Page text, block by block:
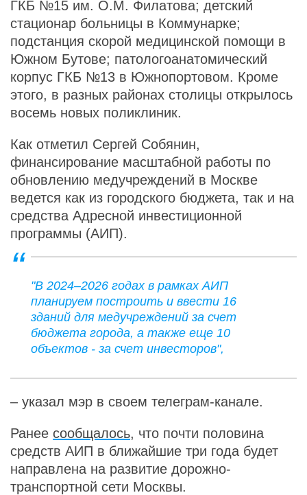
ГКБ №15 им. О.М. Филатова; детский
стационар больницы в Коммунарке;
подстанция скорой медицинской помощи в
Южном Бутове; патологоанатомический
корпус ГКБ №13 в Южнопортовом. Кроме
этого, в разных районах столицы открылось
восемь новых поликлиник.
Как отметил Сергей Собянин,
финансирование масштабной работы по
обновлению медучреждений в Москве
ведется как из городского бюджета, так и на
средства Адресной инвестиционной
программы (АИП).
"В 2024–2026 годах в рамках АИП
планируем построить и ввести 16
зданий для медучреждений за счет
бюджета города, а также еще 10
объектов - за счет инвесторов",
– указал мэр в своем телеграм-канале.
Ранее сообщалось, что почти половина
средств АИП в ближайшие три года будет
направлена на развитие дорожно-
транспортной сети Москвы.